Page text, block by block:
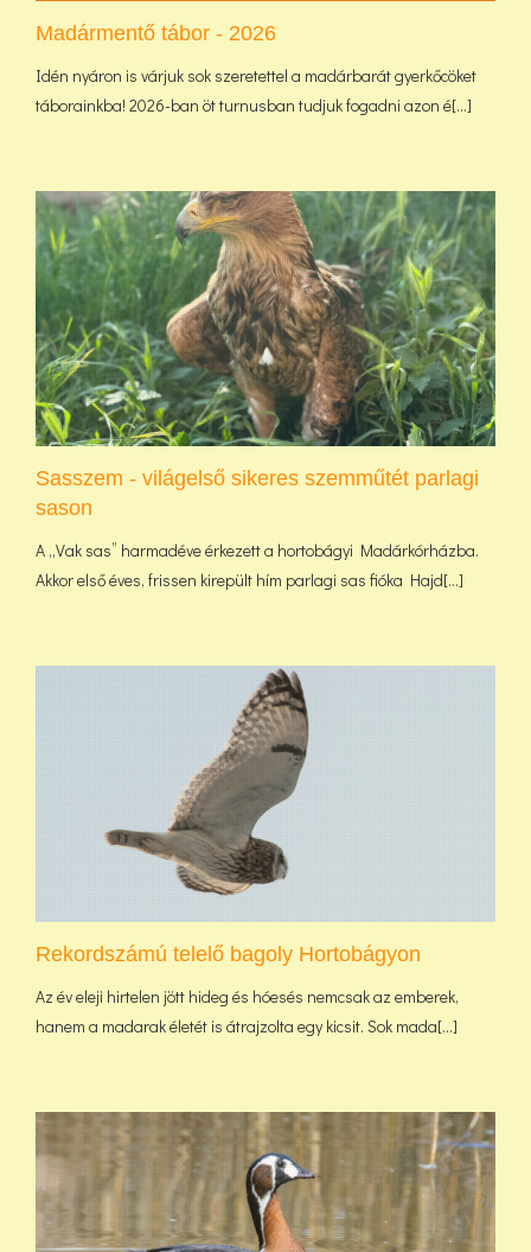
Madármentő tábor - 2026
Idén nyáron is várjuk sok szeretettel a madárbarát gyerkőcöket
táborainkba! 2026-ban öt turnusban tudjuk fogadni azon é[...]
Sasszem - világelső sikeres szemműtét parlagi
sason
A „Vak sas” harmadéve érkezett a hortobágyi Madárkórházba.
Akkor első éves, frissen kirepült hím parlagi sas fióka Hajd[...]
Rekordszámú telelő bagoly Hortobágyon
Az év eleji hirtelen jött hideg és hóesés nemcsak az emberek,
hanem a madarak életét is átrajzolta egy kicsit. Sok mada[...]